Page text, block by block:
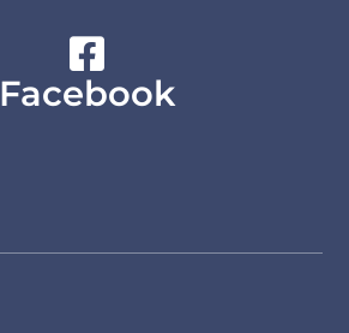
Facebook